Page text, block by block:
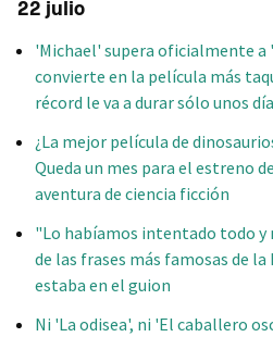
22 julio
'Michael' supera oficialmente a
convierte en la película más
récord le va a durar sólo unos
¿La mejor película de
Queda un mes para el estreno
aventura de ciencia ficción
"Lo habíamos intentado todo y
de las frases más famosas de
estaba en el guion
Ni 'La odisea', ni 'El caballero